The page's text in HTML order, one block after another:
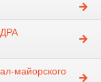
майорского